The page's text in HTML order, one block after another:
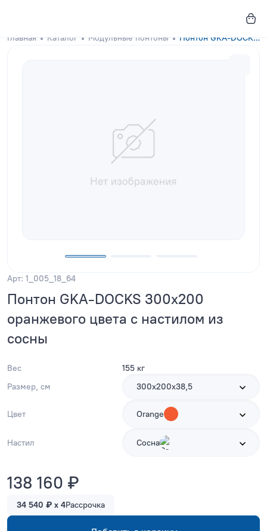
Главная Каталог Модульные понтоны Понтон GKA-DOCKS 300x200 Orange с настилом из сосны
Арт: 1_005_18_64
Понтон GKA-DOCKS 300x200
оранжевого цвета с настилом из
сосны
Вес
155 кг
Размер, см
300х200х38,5
Цвет Orange
Настил Сосна
138 160 ₽
34 540 ₽ x 4Рассрочка